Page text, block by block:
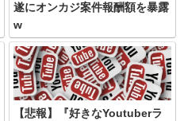
遂にオンカジ案件報酬額を暴露
w
【悲報】『好きなYoutuberラ